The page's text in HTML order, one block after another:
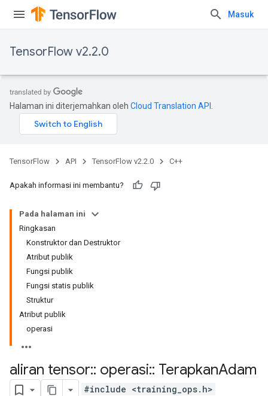
Masuk
TensorFlow v2.2.0
Halaman ini diterjemahkan oleh Cloud Translation API
TensorFlow API TensorFlow v2.2.0 C++
Apakah informasi ini membantu?
Pada halaman ini
Ringkasan
Konstruktor dan Destruktor
Atribut publik
Fungsi publik
Fungsi statis publik
Struktur
Atribut publik
operasi
aliran tensor:: operasi:: TerapkanAdam
#include <training_ops.h>